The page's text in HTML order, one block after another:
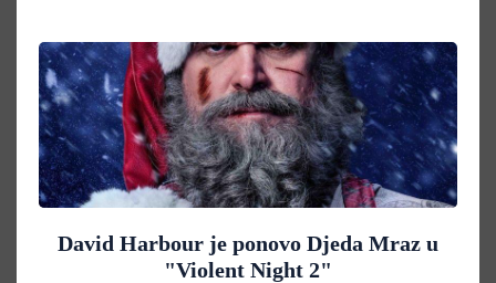
David Harbour je ponovo Djeda Mraz u
"Violent Night 2"